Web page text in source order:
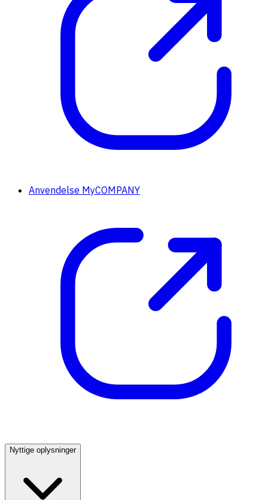
Anvendelse MyCOMPANY
Nyttige oplysninger